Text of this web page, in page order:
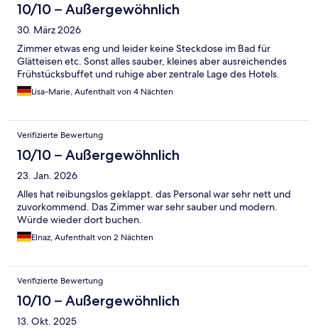
10/10 – Außergewöhnlich
30. März 2026
Zimmer etwas eng und leider keine Steckdose im Bad für
Glätteisen etc. Sonst alles sauber, kleines aber ausreichendes
Frühstücksbuffet und ruhige aber zentrale Lage des Hotels.
Lisa-Marie, Aufenthalt von 4 Nächten
Verifizierte Bewertung
10/10 – Außergewöhnlich
23. Jan. 2026
Alles hat reibungslos geklappt. das Personal war sehr nett und
zuvorkommend. Das Zimmer war sehr sauber und modern.
Würde wieder dort buchen.
Elnaz, Aufenthalt von 2 Nächten
Verifizierte Bewertung
10/10 – Außergewöhnlich
13. Okt. 2025